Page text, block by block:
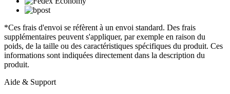
*Ces frais d'envoi se réfèrent à un envoi standard. Des frais
supplémentaires peuvent s'appliquer, par exemple en raison du
poids, de la taille ou des caractéristiques spécifiques du produit. Ces
informations sont indiquées directement dans la description du
produit.
Aide & Support